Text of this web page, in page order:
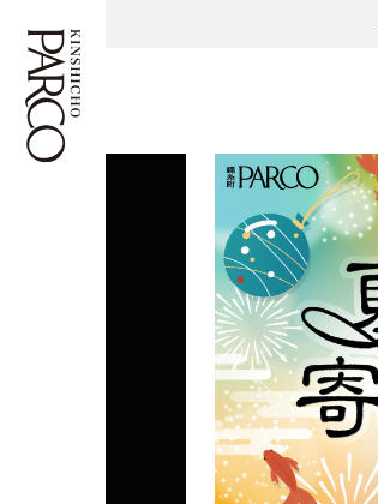
フロアガイド
施設案内・アクセス
イベント・ポップアップ
レストラン・カフェ
TAX FREE